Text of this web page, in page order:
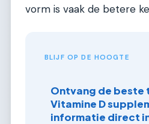
vorm is vaak de betere
BLIJF OP DE HOOGTE
Ontvang de beste
Vitamine D
informatie direct